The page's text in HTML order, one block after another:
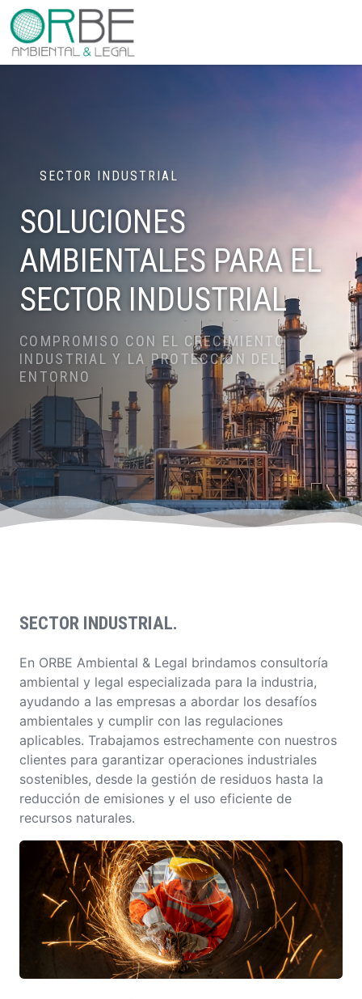
SECTOR INDUSTRIAL
SOLUCIONES
AMBIENTALES PARA EL
SECTOR INDUSTRIAL
COMPROMISO CON EL CRECIMIENTO
INDUSTRIALY LA PROTECCIÓN DEL
ENTORNO
SECTOR INDUSTRIAL.
En ORBE Ambiental & Legal brindamos consultoría
ambiental y legal especializada para la industria,
ayudando a las empresas a abordar los desafíos
ambientales y cumplir con las regulaciones
aplicables. Trabajamos estrechamente con nuestros
clientes para garantizar operaciones industriales
sostenibles, desde la gestión de residuos hasta la
reducción de emisiones y el uso eficiente de
recursos naturales.